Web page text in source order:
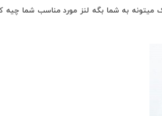
میتونه به شما بگه لنز مورد مناسب شما